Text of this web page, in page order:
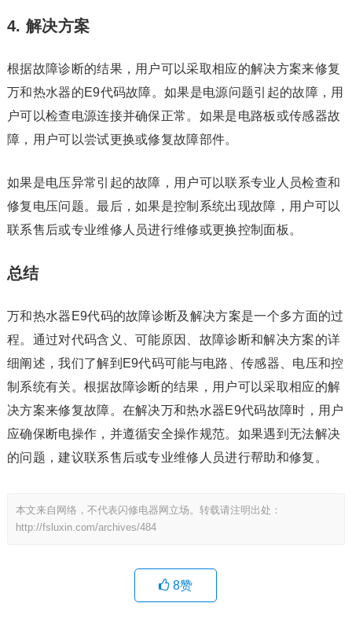
4. 解决方案
根据故障诊断的结果，用户可以采取相应的解决方案来修复
万和热水器的E9代码故障。如果是电源问题引起的故障，用
户可以检查电源连接并确保正常。如果是电路板或传感器故
障，用户可以尝试更换或修复故障部件。
如果是电压异常引起的故障，用户可以联系专业人员检查和
修复电压问题。最后，如果是控制系统出现故障，用户可以
联系售后或专业维修人员进行维修或更换控制面板。
总结
万和热水器E9代码的故障诊断及解决方案是一个多方面的过
程。通过对代码含义、可能原因、故障诊断和解决方案的详
细阐述，我们了解到E9代码可能与电路、传感器、电压和控
制系统有关。根据故障诊断的结果，用户可以采取相应的解
决方案来修复故障。在解决万和热水器E9代码故障时，用户
应确保断电操作，并遵循安全操作规范。如果遇到无法解决
的问题，建议联系售后或专业维修人员进行帮助和修复。
本文来自网络，不代表闪修电器网立场。转载请注明出处：
http://fsluxin.com/archives/484
8赞